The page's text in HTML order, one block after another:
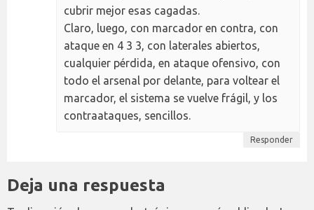
cubrir mejor esas cagadas.
Claro, luego, con marcador en contra, con
ataque en 4 3 3, con laterales abiertos,
cualquier pérdida, en ataque ofensivo, con
todo el arsenal por delante, para voltear el
marcador, el sistema se vuelve frágil, y los
contraataques, sencillos.
Responder
Deja una respuesta